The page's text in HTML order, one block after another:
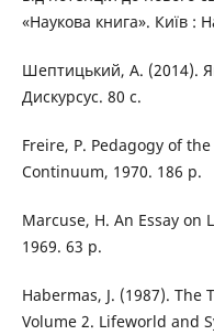
«Наукова книга». Київ :
Шептицький, А. (2014).
Дискурсус. 80 с.
Freire, P. Pedagogy of
Continuum, 1970. 186 р.
Marcuse, H. An Essay on
1969. 63 р.
Habermas, J. (1987). The
Volume 2. Lifeworld and